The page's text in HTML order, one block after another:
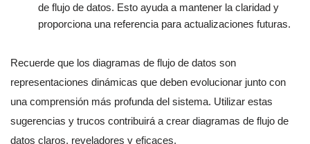
de flujo de datos. Esto ayuda a mantener la claridad y
proporciona una referencia para actualizaciones futuras.
Recuerde que los diagramas de flujo de datos son
representaciones dinámicas que deben evolucionar junto con
una comprensión más profunda del sistema. Utilizar estas
sugerencias y trucos contribuirá a crear diagramas de flujo de
datos claros, reveladores y eficaces.